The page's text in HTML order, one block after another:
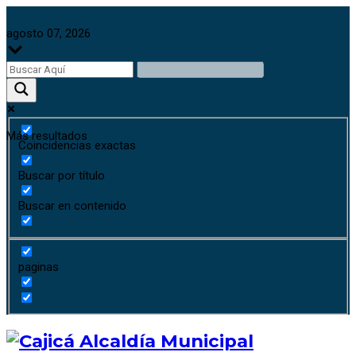
agosto 07, 2026
Más resultados
Coincidencias exactas
Buscar por título
Buscar en contenido
paginas